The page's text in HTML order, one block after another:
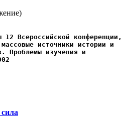
Всероссийской конференции,
источники истории и
Проблемы изучения и